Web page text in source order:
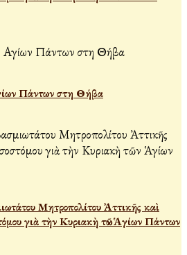
Πάντων στη Θήβα
Μητροπολίτου Ἀττικῆς καὶ
γιὰ τὴν Κυριακὴ τῶν Ἁγίων Πάντων